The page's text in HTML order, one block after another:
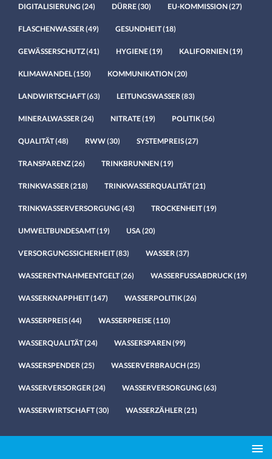
DIGITALISIERUNG (24) DÜRRE(30) EU-KOMMISSION(27)
FLASCHENWASSER (49) GESUNDHEIT(18)
GEWÄSSERSCHUTZ(41) HYGIENE(19) KALIFORNIEN(19)
KLIMAWANDEL(150) KOMMUNIKATION(20)
LANDWIRTSCHAFT(63) LEITUNGSWASSER (83)
MINERALWASSER (24) NITRATE(19) POLITIK(56)
QUALITÄT(48) RWW(30) SYSTEMPREIS(27)
TRANSPARENZ(26) TRINKBRUNNEN(19)
TRINKWASSER (218) TRINKWASSERQUALITÄT(21)
TRINKWASSERVERSORGUNG (43) TROCKENHEIT(19)
UMWELTBUNDESAMT(19) USA (20)
VERSORGUNGSSICHERHEIT(83) WASSER (37)
WASSERENTNAHMEENTGELT(26) WASSERFUSSABDRUCK(19)
WASSERKNAPPHEIT(147) WASSERPOLITIK(26)
WASSERPREIS(44) WASSERPREISE(110)
WASSERQUALITÄT(24) WASSERSPAREN(99)
WASSERSPENDER (25) WASSERVERBRAUCH(25)
WASSERVERSORGER (24) WASSERVERSORGUNG (63)
WASSERWIRTSCHAFT(30) WASSERZÄHLER (21)